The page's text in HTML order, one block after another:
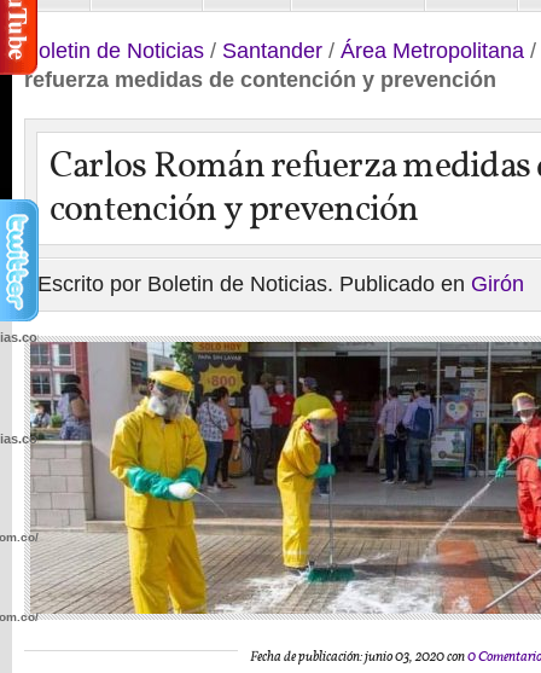
Boletin de Noticias / Santander / Área Metropolitana /
refuerza medidas de contención y prevención
Carlos Román refuerza medidas
contención y prevención
Escrito por Boletin de Noticias. Publicado en Girón
Fecha de publicación: junio 03, 2020 con0
wp-
wp-
wp-
wp-